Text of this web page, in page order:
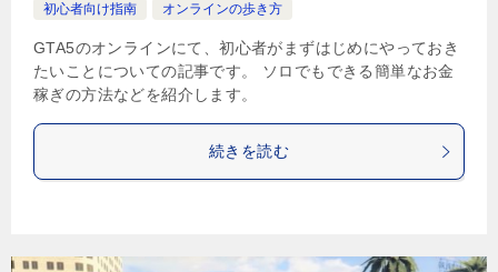
初心者向け指南
オンラインの歩き方
GTA5のオンラインにて、初心者がまずはじめにやっておき
たいことについての記事です。 ソロでもできる簡単なお金
稼ぎの方法などを紹介します。
続きを読む